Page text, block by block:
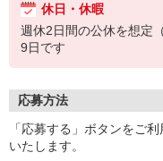
休日・休暇
週休2日間の公休を想定
9日です
応募方法
「応募する」ボタンをご
いたします。